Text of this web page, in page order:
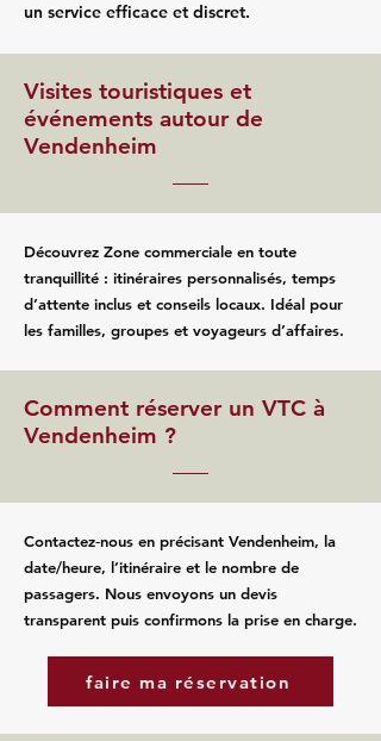
un service efficace et discret.
Visites touristiques et
événements autour de
Vendenheim
Découvrez Zone commerciale en toute
tranquillité : itinéraires personnalisés, temps
d’attente inclus et conseils locaux. Idéal pour
les familles, groupes et voyageurs d’affaires.
Comment réserver un VTC à
Vendenheim ?
Contactez‑nous en précisant Vendenheim, la
date/heure, l’itinéraire et le nombre de
passagers. Nous envoyons un devis
transparent puis confirmons la prise en charge.
faire ma réservation